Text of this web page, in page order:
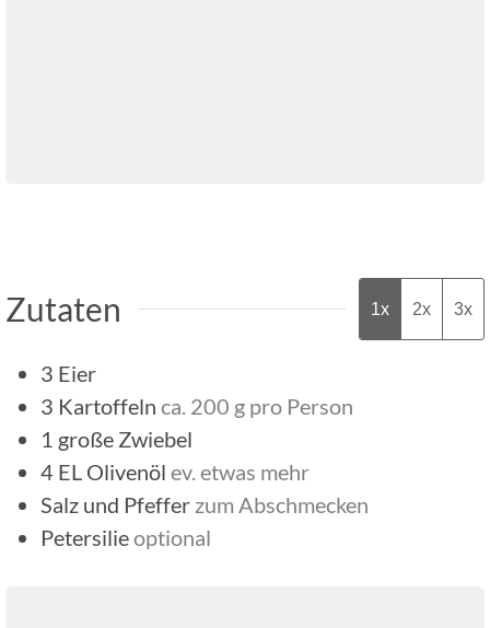
Zutaten 1x 2x 3x
3 Eier
3 Kartoffeln ca. 200 g pro Person
1 große Zwiebel
4 EL Olivenöl ev. etwas mehr
Salz und Pfeffer zum Abschmecken
Petersilieoptional